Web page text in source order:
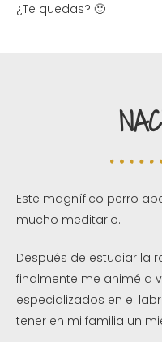
¿Te quedas? 🙂
Este magnífico perro
mucho meditarlo.
Después de estudiar la
finalmente me animé a
especializados en el
tener en mi familia un